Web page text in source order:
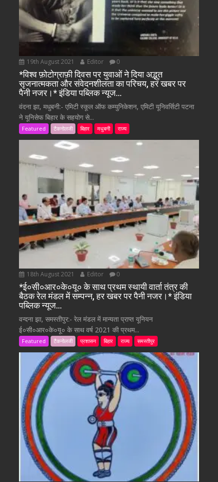
19th August 2021 Editor 0
*विश्व फ़ोटोग्राफ़ी दिवस पर युवाओं ने दिया अद्भुत
सृजनात्मकता और संवेदनशीलता का परिचय, हर खबर पर
पैनी नजर।* इंडिया पब्लिक न्यूज…
वंदना झा, मधुबनी:- एमिटी स्कूल ऑफ कम्युनिकेशन, एमिटी यूनिवर्सिटी पटना
ने यूनिसेफ बिहार के सहयोग से...
Featured टैकनोलजी बिहार मधुबनी राज्य
18th August 2021 Editor 0
*ई०सी०आर०के०यू० के साथ प्रथम स्थायी वार्ता तंत्र की
बैठक रेल मंडल में सम्पन्न, हर खबर पर पैनी नजर।* इंडिया
पब्लिक न्यूज…
वन्दना झा, समस्तीपुर:- रेल मंडल में मान्यता प्राप्त यूनियन
ई०सी०आर०के०यू० के साथ वर्ष 2021 की प्रथम...
Featured टैकनोलजी प्रशासन बिहार राज्य समस्तीपुर